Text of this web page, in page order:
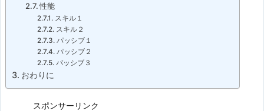
性能
スキル１
スキル２
パッシブ１
パッシブ２
パッシブ３
おわりに
スポンサーリンク